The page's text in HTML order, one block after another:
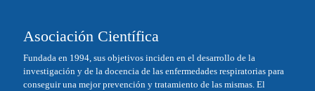
ok
Asociación Científica
Fundada en 1994, sus objetivos inciden en el desarrollo de la
investigación y de la docencia de las enfermedades respiratorias para
conseguir una mejor prevención y tratamiento de las mismas. El